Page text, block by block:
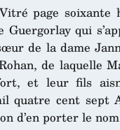
page soixante
Guergorlay qui
de la dame
de laquelle
et leur fils
quatre cent
d’en porter le